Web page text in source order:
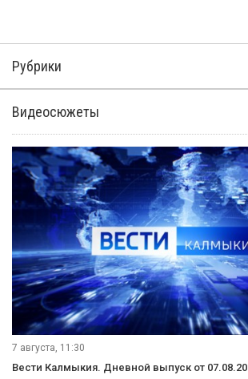
Рубрики
Видеосюжеты
7 августа, 11:30
Вести Калмыкия. Дневной выпуск от